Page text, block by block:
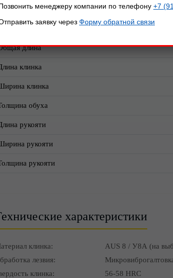
длина
клинка
клинка
обуха
рукояти
рукояти
рукояти
характеристики
клинка:
AUS 8 / У8А (на
лезвия:
клинка:
56-58 HRC
менеджеру компании по телефону +7
заявку через Форму обратной связи